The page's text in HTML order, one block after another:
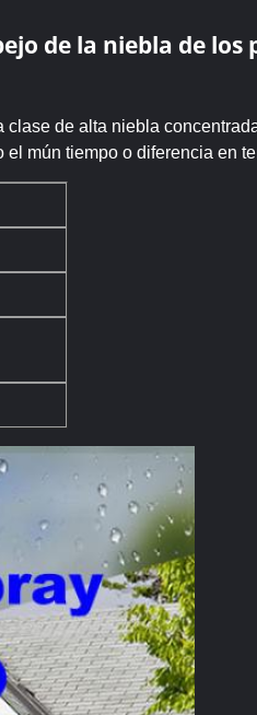
de la niebla de los
de alta niebla
mún tiempo o diferencia en